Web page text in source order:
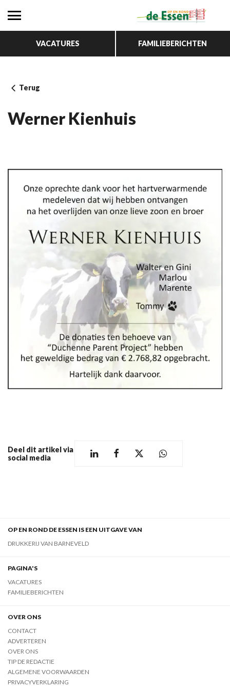
VACATURES FAMILIEBERICHTEN
Terug
Werner Kienhuis
Deel dit artikel via
social media
OP EN ROND DE ESSEN IS EEN UITGAVE VAN
DRUKKERIJ VAN BARNEVELD
PAGINA'S
VACATURES
FAMILIEBERICHTEN
OVER ONS
CONTACT
ADVERTEREN
OVER ONS
TIP DE REDACTIE
ALGEMENE VOORWAARDEN
PRIVACYVERKLARING